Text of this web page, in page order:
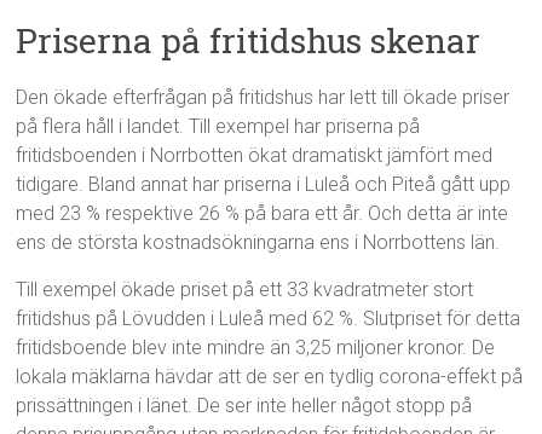
Priserna på fritidshus skenar
Den ökade efterfrågan på fritidshus har lett till ökade priser
på flera håll i landet. Till exempel har priserna på
fritidsboenden i Norrbotten ökat dramatiskt jämfört med
tidigare. Bland annat har priserna i Luleå och Piteå gått upp
med 23 % respektive 26 % på bara ett år. Och detta är inte
ens de största kostnadsökningarna ens i Norrbottens län.
Till exempel ökade priset på ett 33 kvadratmeter stort
fritidshus på Lövudden i Luleå med 62 %. Slutpriset för detta
fritidsboende blev inte mindre än 3,25 miljoner kronor. De
lokala mäklarna hävdar att de ser en tydlig corona-effekt på
prissättningen i länet. De ser inte heller något stopp på